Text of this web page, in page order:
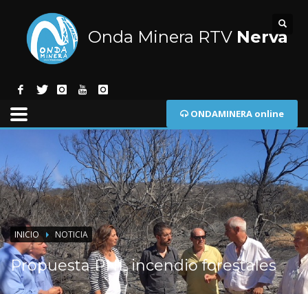
Onda Minera RTV Nerva
ONDAMINERA online
INICIO NOTICIA
Propuesta PNL incendio forestales